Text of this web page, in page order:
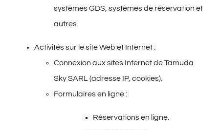
systèmes GDS, systèmes de réservation et
autres.
Activités sur le site Web et Internet :
Connexion aux sites Internet de Tamuda
Sky SARL (adresse IP, cookies).
Formulaires en ligne :
Réservations en ligne.